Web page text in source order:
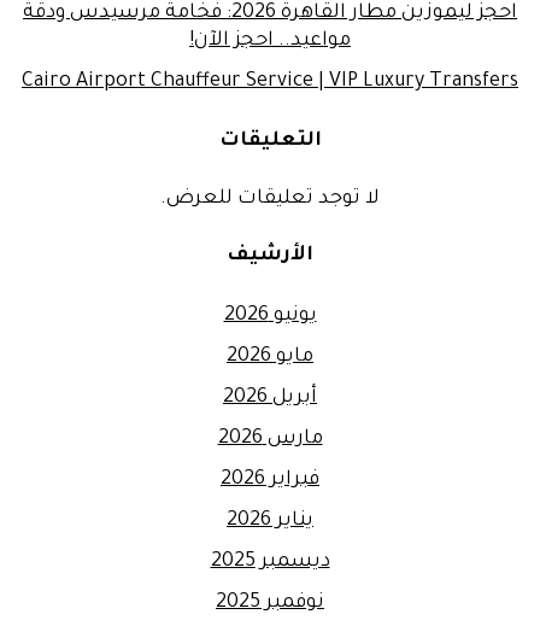
احجز ليموزين مطار القاهرة 2026: فخامة مرسيدس ودقة
مواعيد.. احجز الآن!
Cairo Airport Chauffeur Service | VIP Luxury Transfers
التعليقات
لا توجد تعليقات للعرض.
الأرشيف
يونيو 2026
مايو 2026
أبريل 2026
مارس 2026
فبراير 2026
يناير 2026
ديسمبر 2025
نوفمبر 2025